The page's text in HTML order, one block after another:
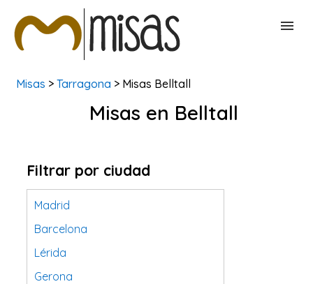
BUSCAR MISAS
Misas > Tarragona > Misas Belltall
Misas en Belltall
Filtrar por ciudad
Madrid
Barcelona
Lérida
Gerona